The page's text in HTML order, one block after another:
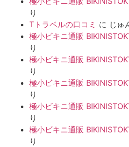
り
Tトラベルの口コミ に じゅ
極小ビキニ通販
り
極小ビキニ通販
り
極小ビキニ通販
り
極小ビキニ通販
り
極小ビキニ通販
り